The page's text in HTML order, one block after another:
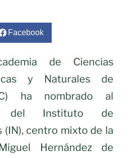
Facebook
de Ciencias
y Naturales de
ha nombrado al
del Instituto de
(IN), centro mixto de la
Hernández de